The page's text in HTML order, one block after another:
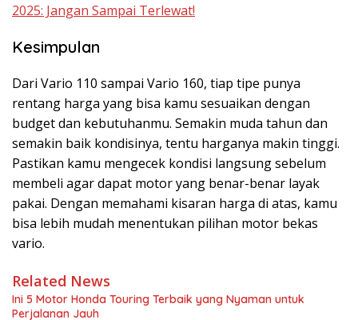
2025: Jangan Sampai Terlewat!
Kesimpulan
Dari Vario 110 sampai Vario 160, tiap tipe punya
rentang harga yang bisa kamu sesuaikan dengan
budget dan kebutuhanmu. Semakin muda tahun dan
semakin baik kondisinya, tentu harganya makin tinggi.
Pastikan kamu mengecek kondisi langsung sebelum
membeli agar dapat motor yang benar-benar layak
pakai. Dengan memahami kisaran harga di atas, kamu
bisa lebih mudah menentukan pilihan motor bekas
vario.
Related News
Ini 5 Motor Honda Touring Terbaik yang Nyaman untuk
Perjalanan Jauh